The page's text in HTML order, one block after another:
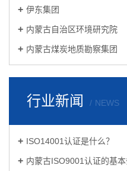
伊东集团
内蒙古自治区环境研究院
内蒙古煤炭地质勘察集团
行业新闻 NEWS
ISO14001认证是什么？
内蒙古ISO9001认证的基本